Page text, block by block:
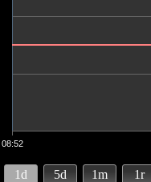
08:52
1d 5d 1m 1r